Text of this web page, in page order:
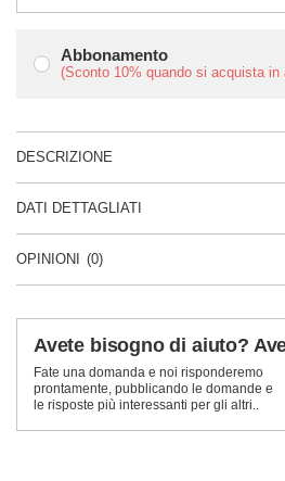
Abbonamento
(Sconto 10% quando si acquista in
DESCRIZIONE
DATI DETTAGLIATI
OPINIONI (0)
Avete bisogno di aiuto?
Fate una domanda e noi risponderemo
prontamente, pubblicando le domande e
le risposte più interessanti per gli altri..